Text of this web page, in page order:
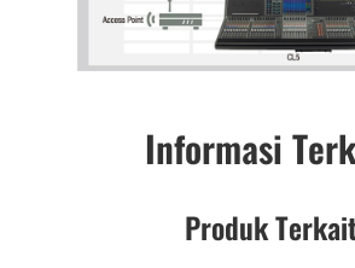
Informasi
Produk